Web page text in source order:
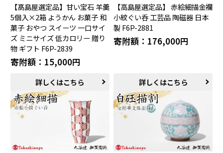
【髙島屋選定品】甘い宝石 羊羹
5個入×2箱 ようかん お菓子 和
菓子 おやつ スイーツ 一口サイ
ズ ミニサイズ 低カロリー 贈り
物 ギフト F6P-2839
寄附額：15,000円
詳しくはこちら
【高島屋選定品】 赤絵細描金襴
小紋ぐい呑 工芸品 陶磁器 日本
製 F6P-2881
寄附額：176,000円
詳しくはこちら